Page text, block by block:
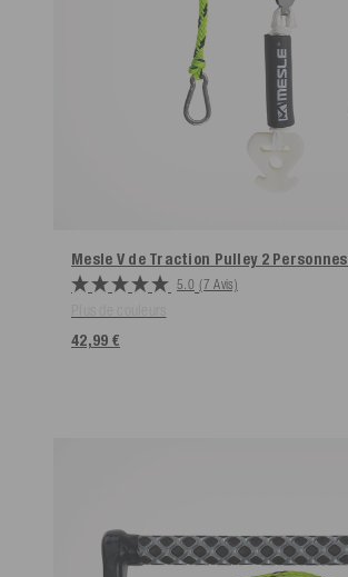
Mesle V de Traction Pulley 2 Personnes
5.0 (7 Avis)
42,99 €